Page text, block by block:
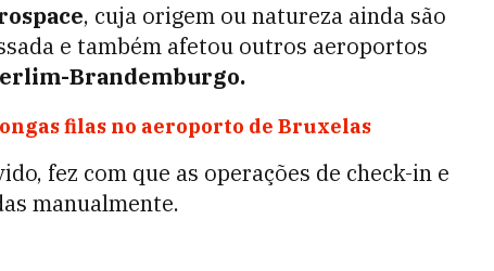
, cuja origem ou natureza ainda são
e também afetou outros aeroportos
Brandemburgo.
filas no aeroporto de Bruxelas
fez com que as operações de check-in e
manualmente.